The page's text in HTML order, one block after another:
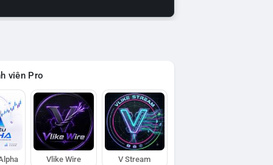
viên Pro
Vlike Wire V Stream